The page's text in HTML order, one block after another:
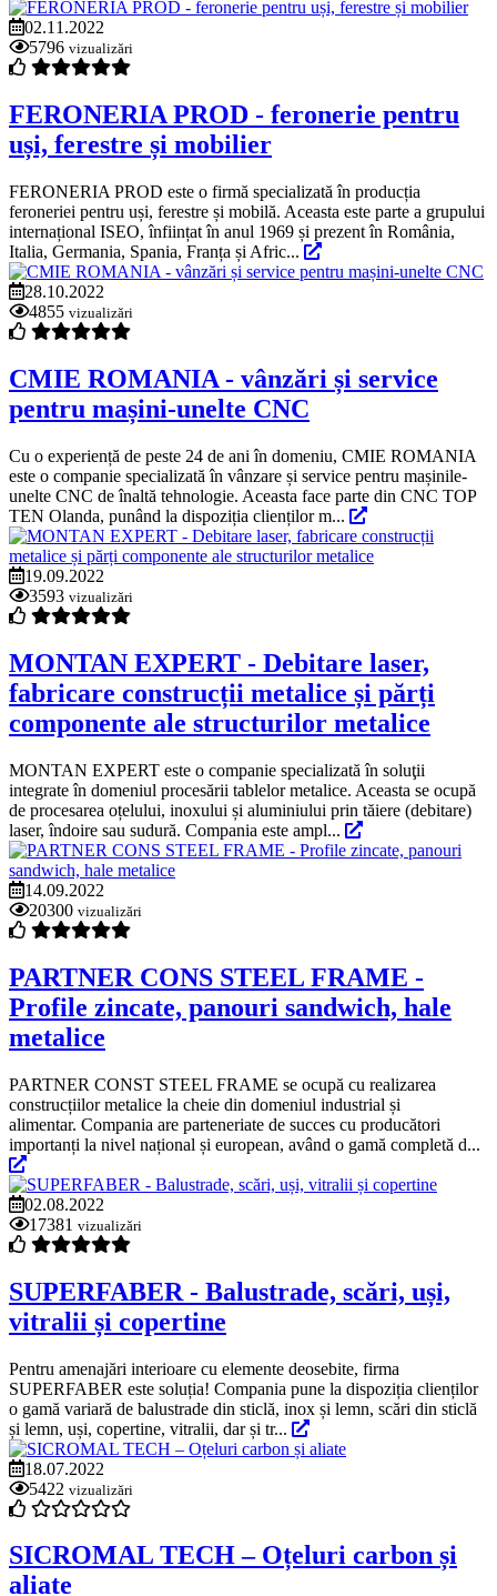
02.11.2022
5796 vizualizări
FERONERIA PROD - feronerie pentru
uși, ferestre și mobilier
FERONERIA PROD este o firmă specializată în producția
feroneriei pentru uși, ferestre și mobilă. Aceasta este parte a grupului
internațional ISEO, înființat în anul 1969 și prezent în România,
Italia, Germania, Spania, Franța și Afric...
28.10.2022
4855 vizualizări
CMIE ROMANIA - vânzări și service
pentru mașini-unelte CNC
Cu o experiență de peste 24 de ani în domeniu, CMIE ROMANIA
este o companie specializată în vânzare și service pentru mașinile-
unelte CNC de înaltă tehnologie. Aceasta face parte din CNC TOP
TEN Olanda, punând la dispoziția clienților m...
19.09.2022
3593 vizualizări
MONTAN EXPERT - Debitare laser,
fabricare construcții metalice și părți
componente ale structurilor metalice
MONTAN EXPERT este o companie specializată în soluţii
integrate în domeniul procesării tablelor metalice. Aceasta se ocupă
de procesarea oțelului, inoxului și aluminiului prin tăiere (debitare)
laser, îndoire sau sudură. Compania este ampl...
14.09.2022
20300 vizualizări
PARTNER CONS STEEL FRAME -
Profile zincate, panouri sandwich, hale
metalice
PARTNER CONST STEEL FRAME se ocupă cu realizarea
construcțiilor metalice la cheie din domeniul industrial și
alimentar. Compania are parteneriate de succes cu producători
importanți la nivel național și european, având o gamă completă d...
02.08.2022
17381 vizualizări
SUPERFABER - Balustrade, scări, uși,
vitralii și copertine
Pentru amenajări interioare cu elemente deosebite, firma
SUPERFABER este soluția! Compania pune la dispoziția clienților
o gamă variară de balustrade din sticlă, inox și lemn, scări din sticlă
și lemn, uși, copertine, vitralii, dar și tr...
18.07.2022
5422 vizualizări
SICROMAL TECH – Oțeluri carbon și
aliate